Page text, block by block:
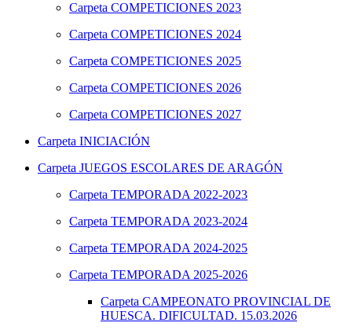
Carpeta COMPETICIONES 2023
Carpeta COMPETICIONES 2024
Carpeta COMPETICIONES 2025
Carpeta COMPETICIONES 2026
Carpeta COMPETICIONES 2027
Carpeta INICIACIÓN
Carpeta JUEGOS ESCOLARES DE ARAGÓN
Carpeta TEMPORADA 2022-2023
Carpeta TEMPORADA 2023-2024
Carpeta TEMPORADA 2024-2025
Carpeta TEMPORADA 2025-2026
Carpeta CAMPEONATO PROVINCIAL DE
HUESCA. DIFICULTAD. 15.03.2026